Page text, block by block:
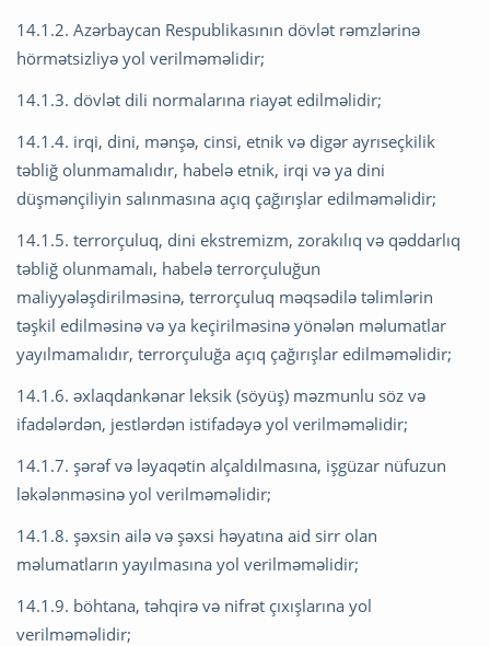
14.1.2. Azərbaycan Respublikasının dövlət rəmzlərinə
hörmətsizliyə yol verilməməlidir;
14.1.3. dövlət dili normalarına riayət edilməlidir;
14.1.4. irqi, dini, mənşə, cinsi, etnik və digər ayrıseçkilik
təbliğ olunmamalıdır, habelə etnik, irqi və ya dini
düşmənçiliyin salınmasına açıq çağırışlar edilməməlidir;
14.1.5. terrorçuluq, dini ekstremizm, zorakılıq və qəddarlıq
təbliğ olunmamalı, habelə terrorçuluğun
maliyyələşdirilməsinə, terrorçuluq məqsədilə təlimlərin
təşkil edilməsinə və ya keçirilməsinə yönələn məlumatlar
yayılmamalıdır, terrorçuluğa açıq çağırışlar edilməməlidir;
14.1.6. əxlaqdankənar leksik (söyüş) məzmunlu söz və
ifadələrdən, jestlərdən istifadəyə yol verilməməlidir;
14.1.7. şərəf və ləyaqətin alçaldılmasına, işgüzar nüfuzun
ləkələnməsinə yol verilməməlidir;
14.1.8. şəxsin ailə və şəxsi həyatına aid sirr olan
məlumatların yayılmasına yol verilməməlidir;
14.1.9. böhtana, təhqirə və nifrət çıxışlarına yol
verilməməlidir;